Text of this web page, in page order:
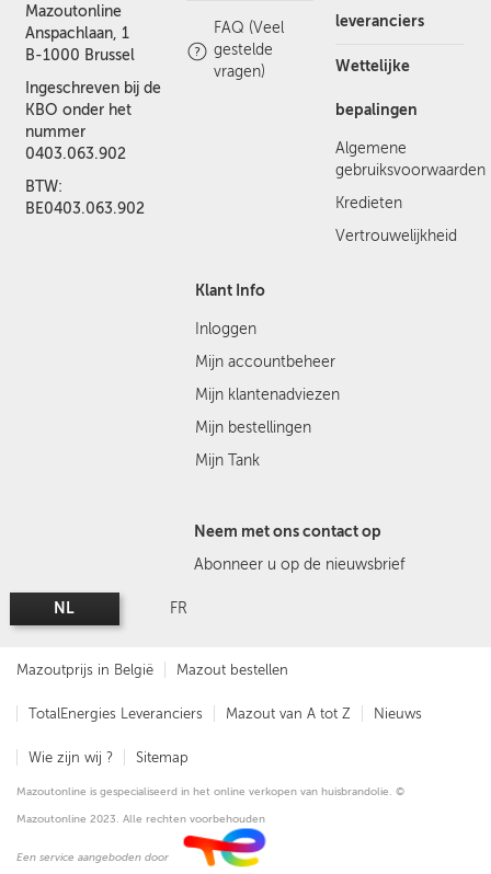
Mazoutonline
Anspachlaan, 1
B-1000 Brussel
Ingeschreven bij de
KBO onder het
nummer
0403.063.902
BTW:
BE0403.063.902
FAQ (Veel
gestelde
vragen)
leveranciers
Wettelijke
bepalingen
Algemene
gebruiksvoorwaarden
Kredieten
Vertrouwelijkheid
Klant Info
Inloggen
Mijn accountbeheer
Mijn klantenadviezen
Mijn bestellingen
Mijn Tank
Neem met ons contact op
Abonneer u op de nieuwsbrief
NL FR
Mazoutprijs in België Mazout bestellen
TotalEnergies Leveranciers Mazout van A tot Z Nieuws
Wie zijn wij ? Sitemap
Een service aangeboden door
Mazoutonline is gespecialiseerd in het online verkopen van huisbrandolie. ©
Mazoutonline 2023. Alle rechten voorbehouden